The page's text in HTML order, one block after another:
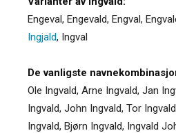
Engeval, Engevald, Engval,
Ingjald, Ingval
De vanligste
Ole Ingvald, Arne Ingvald, Jan
Ingvald, John Ingvald, Tor
Ingvald, Bjørn Ingvald, Ingvald